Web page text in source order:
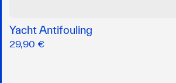
Yacht Antifouling
29,90 €